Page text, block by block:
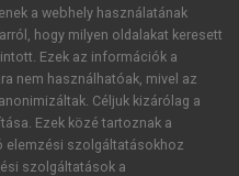
a célra létrehozott
A JÓ REGÉNY
a webhely használatának
hogy milyen oldalakat keresett
Ezek az információk a
nem használhatóak, mivel az
Céljuk kizárólag a
Ezek közé tartoznak a
elemzési szolgáltatásokhoz
szolgáltatások a